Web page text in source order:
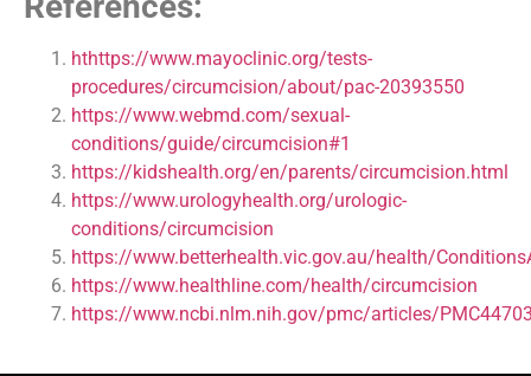
hthttps://www.mayoclinic.org/tests-
procedures/circumcision/about/pac-20393550
https://www.webmd.com/sexual-
conditions/guide/circumcision#1
https://kidshealth.org/en/parents/circumcision.html
https://www.urologyhealth.org/urologic-
conditions/circumcision
https://www.betterhealth.vic.gov.au/health/
https://www.healthline.com/health/circumcision
https://www.ncbi.nlm.nih.gov/pmc/articles/